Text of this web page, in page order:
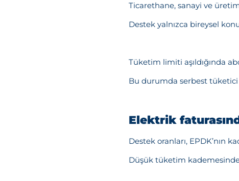
Ticarethane, sanayi ve
Destek yalnızca bireysel
Tüketim limiti aşıldığında
Bu durumda serbest tüketici
Elektrik
Destek oranları, EPDK’nın
Düşük tüketim